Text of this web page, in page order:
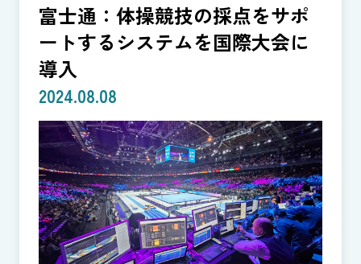
富士通：体操競技の採点をサポ
ートするシステムを国際大会に
導入
2024.08.08